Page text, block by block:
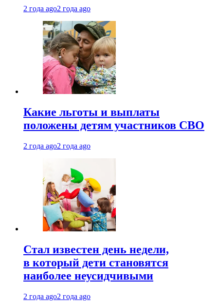
2 года ago2 года ago
Какие льготы и выплаты
положены детям участников СВО
2 года ago2 года ago
Стал известен день недели,
в который дети становятся
наиболее неусидчивыми
2 года ago2 года ago